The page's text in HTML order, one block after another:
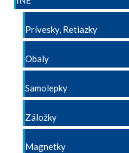
Prívesky, Retiazky
Obaly
Samolepky
Záložky
Magnetky